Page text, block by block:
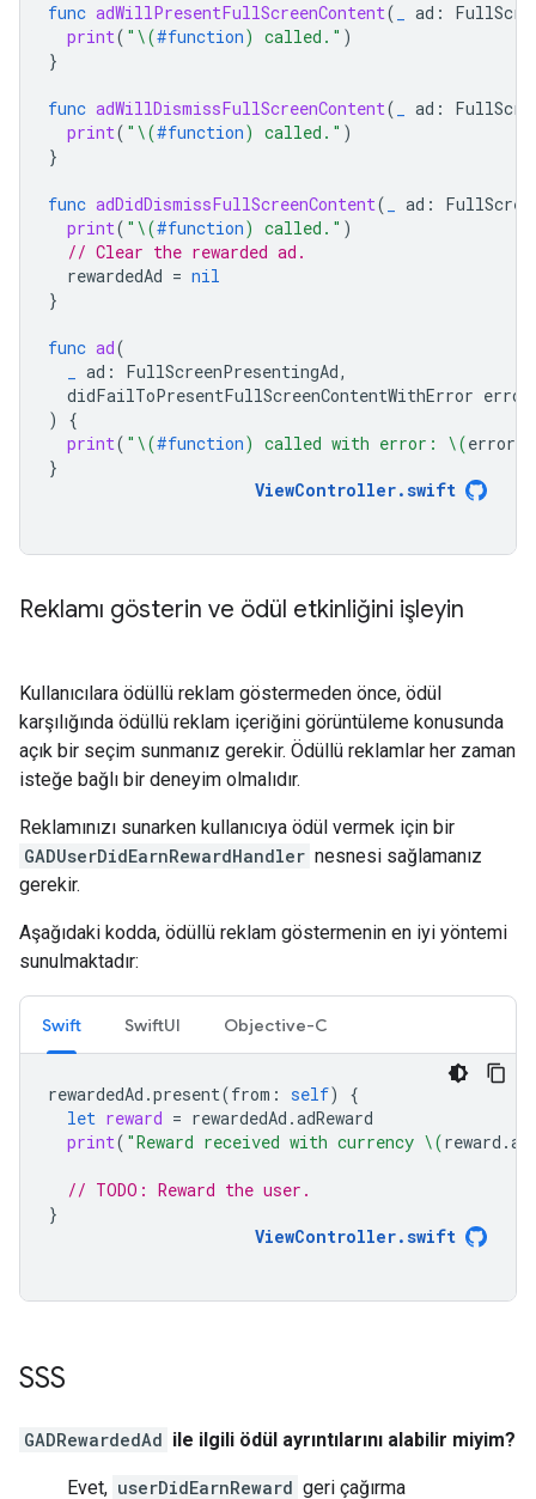
func adWillPresentFullScreenContent( ad :
print( " \(#function) called." )
}
func adWillDismissFullScreenContent( ad :
print( " \(#function) called." )
}
func adDidDismissFullScreenContent( ad :
print( " \(#function) called." )
// Clear the rewarded ad.
rewardedAd = nil
}
func ad(
ad : FullScreenPresentingAd,
didFailToPresentFullScreenContentWithError error
)
{
print( " \(#function) called with error: \(error
}
ViewController.swift
Reklamı gösterin ve ödül etkinliğini işleyin
Kullanıcılara ödüllü reklam göstermeden önce, ödül
karşılığında ödüllü reklam içeriğini görüntüleme konusunda
açık bir seçim sunmanız gerekir. Ödüllü reklamlar her zaman
isteğe bağlı bir deneyim olmalıdır.
Reklamınızı sunarken kullanıcıya ödül vermek için bir
GADUserDidEarnRewardHandler nesnesi sağlamanız
gerekir.
Aşağıdaki kodda, ödüllü reklam göstermenin en iyi yöntemi
sunulmaktadır:
Swift SwiftUI Objective-C
rewardedAd .present(from : self)
{
let reward = rewardedAd .adReward
print( "Reward received with currency \(reward .
// TODO: Reward the user.
}
ViewController.swift
SSS
GADRewardedAd ile ilgili ödül ayrıntılarını alabilir miyim?
Evet, userDidEarnReward geri çağırma